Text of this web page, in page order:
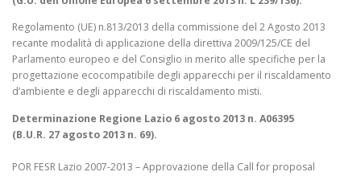
Regolamento (UE) n.813/2013 della commissione del 2 Agosto 2013
recante modalità di applicazione della direttiva 2009/125/CE del
Parlamento europeo e del Consiglio in merito alle specifiche per la
progettazione ecocompatibile degli apparecchi per il riscaldamento
d’ambiente e degli apparecchi di riscaldamento misti.
Determinazione Regione Lazio 6 agosto 2013 n. A06395
(B.U.R. 27 agosto 2013 n. 69).
POR FESR Lazio 2007-2013 – Approvazione della Call for proposal